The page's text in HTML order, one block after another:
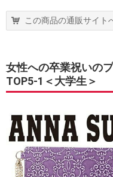
この商品の通販サイト
女性への卒業祝いの
TOP5-1＜大学生＞